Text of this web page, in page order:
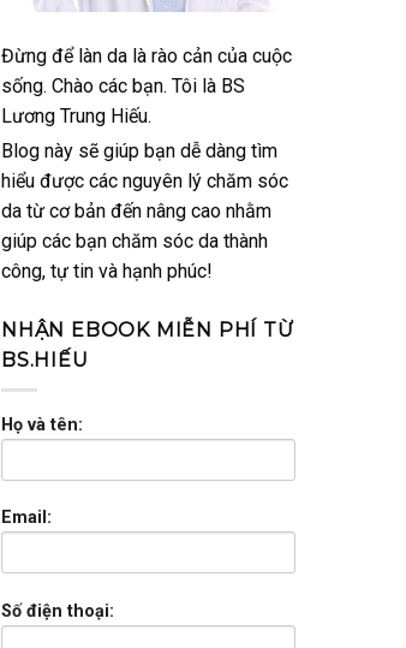
Đừng để làn da là rào cản của cuộc
sống. Chào các bạn. Tôi là BS
Lương Trung Hiếu.
Blog này sẽ giúp bạn dễ dàng tìm
hiểu được các nguyên lý chăm sóc
da từ cơ bản đến nâng cao nhằm
giúp các bạn chăm sóc da thành
công, tự tin và hạnh phúc!
NHẬN EBOOK MIỄN PHÍ TỪ
BS.HIẾU
Họ và tên:
Email:
Số điện thoại: